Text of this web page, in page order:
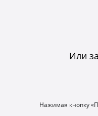
Или
Нажимая кнопку